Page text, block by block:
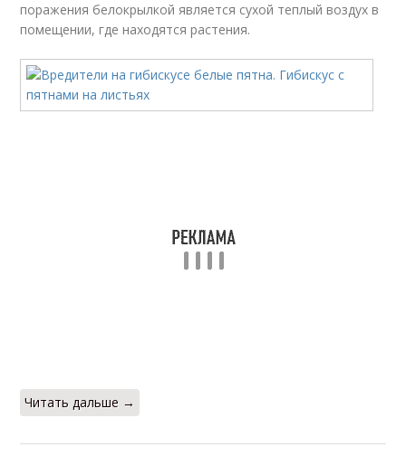
поражения белокрылкой является сухой теплый воздух в
помещении, где находятся растения.
Читать дальше →